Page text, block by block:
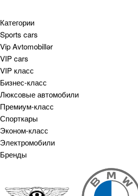
Категории
Sports cars
Vip Avtomobillər
VIP cars
VIP класс
Бизнес-класс
Люксовые автомобили
Премиум-класс
Спорткары
Эконом-класс
Электромобили
Бренды